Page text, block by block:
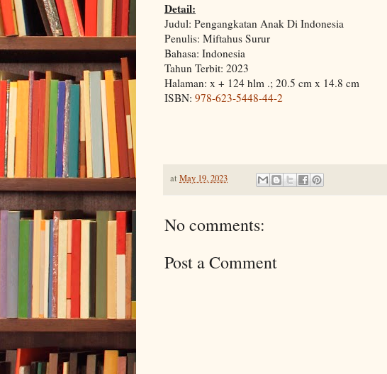
Detail:
Judul: Pengangkatan Anak Di Indonesia
Penulis: Miftahus Surur
Bahasa: Indonesia
Tahun Terbit: 2023
Halaman: x + 124 hlm .; 20.5 cm x 14.8 cm
ISBN: 978-623-5448-44-2
at May 19, 2023
No comments:
Post a Comment